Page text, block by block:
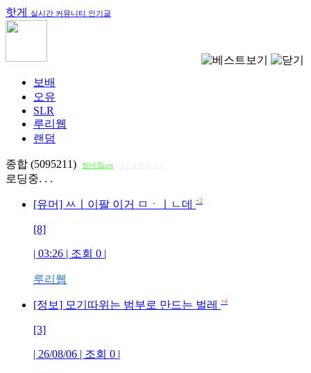
핫게 실시간 커뮤니티 인기글
보배
오유
SLR
루리웹
랜덤
종합 (5095211) 썸네일on
로딩중. . .
[유머] ㅆㅣ이팔 이거 ㅁㆍㅣㄴ데 +2
[8]
| 03:26 | 조회 0 |
루리웹
[정보] 모기따위는 범부로 만드는 벌레 +4
[3]
| 26/08/06 | 조회 0 |